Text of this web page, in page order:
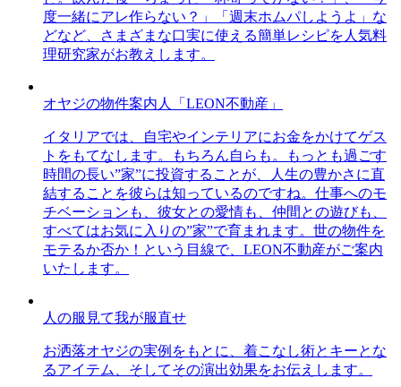
度一緒にアレ作らない？」「週末ホムパしようよ」な
どなど、さまざまな口実に使える簡単レシピを人気料
理研究家がお教えします。
オヤジの物件案内人「LEON不動産」
イタリアでは、自宅やインテリアにお金をかけてゲス
トをもてなします。もちろん自らも。もっとも過ごす
時間の長い”家”に投資することが、人生の豊かさに直
結することを彼らは知っているのですね。仕事へのモ
チベーションも、彼女との愛情も、仲間との遊びも、
すべてはお気に入りの”家”で育まれます。世の物件を
モテるか否か！という目線で、LEON不動産がご案内
いたします。
人の服見て我が服直せ
お洒落オヤジの実例をもとに、着こなし術とキーとな
るアイテム、そしてその演出効果をお伝えします。